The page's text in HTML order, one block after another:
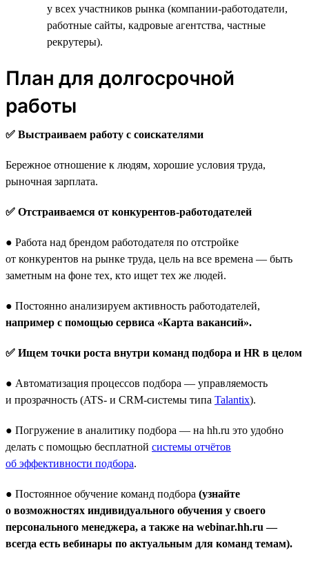
у всех участников рынка (компании-работодатели,
работные сайты, кадровые агентства, частные
рекрутеры).
План для долгосрочной
работы
✅ Выстраиваем работу с соискателями
Бережное отношение к людям, хорошие условия труда,
рыночная зарплата.
✅ Отстраиваемся от конкурентов-работодателей
● Работа над брендом работодателя по отстройке
от конкурентов на рынке труда, цель на все времена — быть
заметным на фоне тех, кто ищет тех же людей.
● Постоянно анализируем активность работодателей,
например с помощью сервиса «Карта вакансий».
✅ Ищем точки роста внутри команд подбора и HR в целом
● Автоматизация процессов подбора — управляемость
и прозрачность (ATS- и CRM-системы типа Talantix).
● Погружение в аналитику подбора — на hh.ru это удобно
делать с помощью бесплатной системы отчётов
об эффективности подбора.
● Постоянное обучение команд подбора (узнайте
о возможностях индивидуального обучения у своего
персонального менеджера, а также на webinar.hh.ru —
всегда есть вебинары по актуальным для команд темам).